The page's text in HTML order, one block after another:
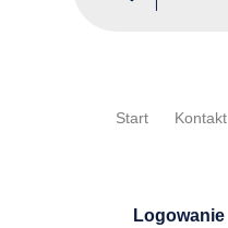
Start Kontakt
Logowanie